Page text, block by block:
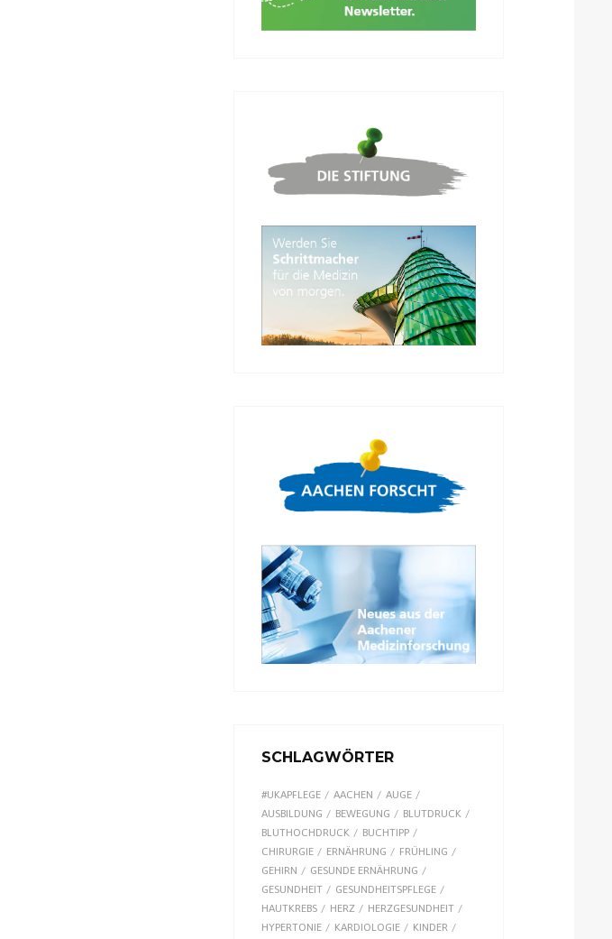
SCHLAGWÖRTER
#UKAPFLEGE AACHEN
AUGE
AUSBILDUNG
BEWEGUNG
BLUTDRUCK
BLUTHOCHDRUCK
BUCHTIPP
CHIRURGIE
ERNÄHRUNG
FRÜHLING
GEHIRN
GESUNDE ERNÄHRUNG
GESUNDHEIT
GESUNDHEITSPFLEGE
HAUTKREBS
HERZ
HERZGESUNDHEIT
HYPERTONIE
KARDIOLOGIE
KINDER